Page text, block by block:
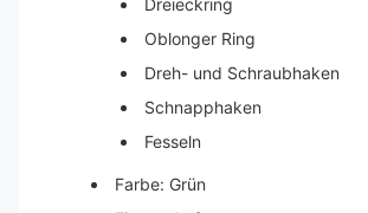
Dreieckring
Oblonger Ring
Dreh- und Schraubhaken
Schnapphaken
Fesseln
Farbe: Grün